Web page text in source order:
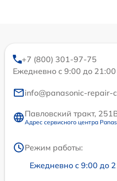
+7 (800) 301-97-75
Ежедневно с 9:00 до 21:00
info@panasonic-repair-
Павловский тракт,
Адрес сервисного центра
Режим работы:
Ежедневно с 9:00 до